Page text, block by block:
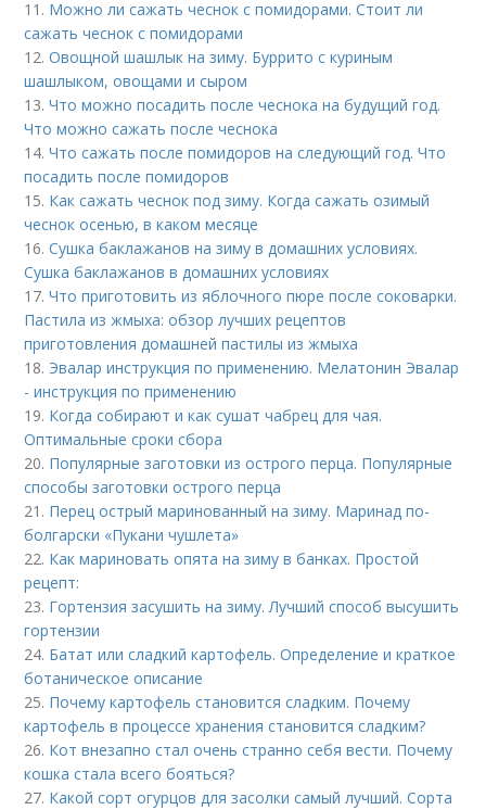
11. Можно ли сажать чеснок с помидорами. Стоит ли
сажать чеснок с помидорами
12.Овощной шашлык на зиму. Буррито с куриным
шашлыком, овощами и сыром
13.Что можно посадить после чеснока на будущий год.
Что можно сажать после чеснока
14.Что сажать после помидоров на следующий год. Что
посадить после помидоров
15. Как сажать чеснок под зиму. Когда сажать озимый
чеснок осенью, в каком месяце
16.Сушка баклажанов на зиму в домашних условиях.
Сушка баклажанов в домашних условиях
17.Что приготовить из яблочного пюре после соковарки.
Пастила из жмыха: обзор лучших рецептов
приготовления домашней пастилы из жмыха
18. Эвалар инструкция по применению. Мелатонин Эвалар
- инструкция по применению
19. Когда собирают и как сушат чабрец для чая.
Оптимальные сроки сбора
20. Популярные заготовки из острого перца. Популярные
способы заготовки острого перца
21. Перец острый маринованный на зиму. Маринад по-
болгарски «Пукани чушлета»
22. Как мариновать опята на зиму в банках. Простой
рецепт:
23. Гортензия засушить на зиму. Лучший способ высушить
гортензии
24. Батат или сладкий картофель. Определение и краткое
ботаническое описание
25. Почему картофель становится сладким. Почему
картофель в процессе хранения становится сладким?
26. Кот внезапно стал очень странно себя вести. Почему
кошка стала всего бояться?
27. Какой сорт огурцов для засолки самый лучший. Сорта